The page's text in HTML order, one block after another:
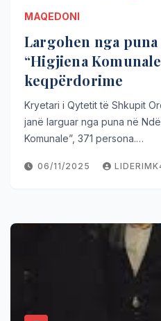
MAQEDONI
Largohen nga puna
“Higjiena
keqpërdorime
Kryetari i Qytetit të Shkupit
janë larguar nga puna në
Komunale”, 371 persona.…
06/11/2025